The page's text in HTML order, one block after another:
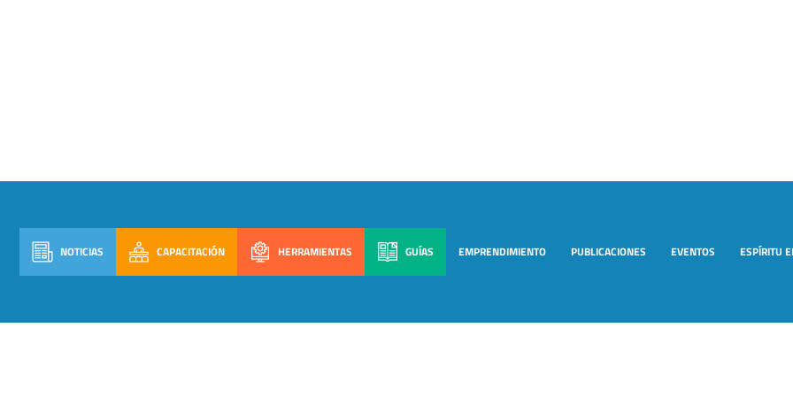
NOTICIAS CAPACITACIÓN HERRAMIENTAS GUÍAS EMPRENDIMIENTO PUBLICACIONES EVENTOS ESPÍRITU